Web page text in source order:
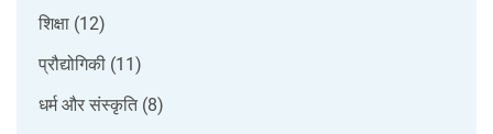
शिक्षा (12)
प्रौद्योगिकी (11)
धर्म और संस्कृति (8)